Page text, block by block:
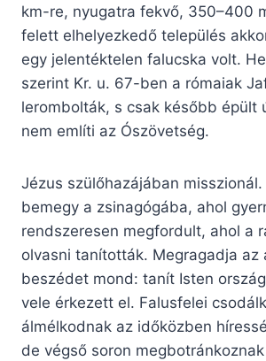
km-re, nyugatra fekvő, 350–400
felett elhelyezkedő település
egy jelentéktelen falucska volt.
szerint Kr. u. 67-ben a rómaiak
lerombolták, s csak később épült
nem említi az Ószövetség.
Jézus szülőhazájában
bemegy a zsinagógába, ahol
rendszeresen megfordult, ahol a
olvasni tanították. Megragadja az
beszédet mond: tanít Isten
vele érkezett el. Falusfelei
álmélkodnak az időközben
de végső soron